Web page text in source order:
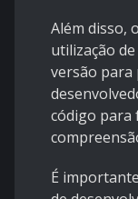
Além disso,
utilização
versão para
código para
É